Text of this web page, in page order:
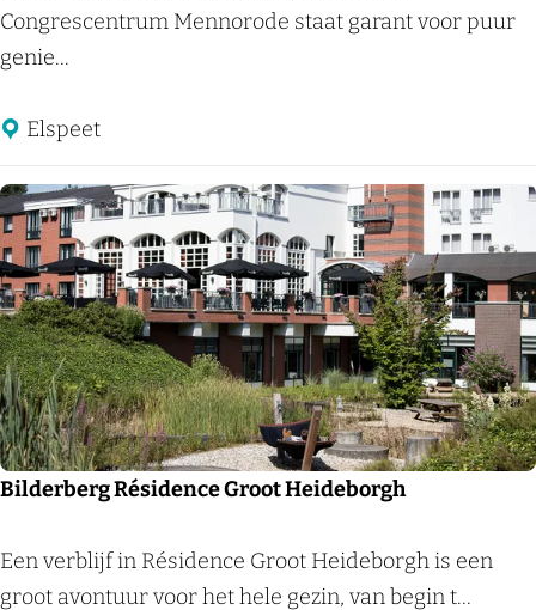
a
e
d
a
n
g
e
d
M
e
n
n
o
r
o
e
Congrescentrum Mennorode staat garant voor puur
genie...
Elspeet
Bilderberg Résidence Groot Heideborgh
B
i
Een verblijf in Résidence Groot Heideborgh is een
groot avontuur voor het hele gezin, van begin t...